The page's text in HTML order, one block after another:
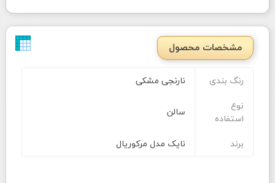
مشخصات محصول
رنگ بندی
نارنجی مشکی
نوع
استفاده
سالن
برند نایک مدل مرکوریال